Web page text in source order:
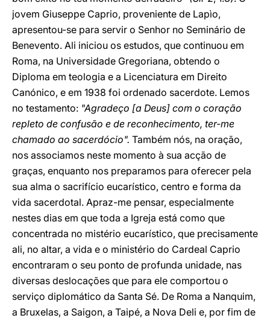
jovem Giuseppe Caprio, proveniente de Lapìo,
apresentou-se para servir o Senhor no Seminário de
Benevento. Ali iniciou os estudos, que continuou em
Roma, na Universidade Gregoriana, obtendo o
Diploma em teologia e a Licenciatura em Direito
Canónico, e em 1938 foi ordenado sacerdote. Lemos
no testamento: "Agradeço [a Deus] com o coração
repleto de confusão e de reconhecimento, ter-me
chamado ao sacerdócio". Também nós, na oração,
nos associamos neste momento à sua acção de
graças, enquanto nos preparamos para oferecer pela
sua alma o sacrifício eucarístico, centro e forma da
vida sacerdotal. Apraz-me pensar, especialmente
nestes dias em que toda a Igreja está como que
concentrada no mistério eucarístico, que precisamente
ali, no altar, a vida e o ministério do Cardeal Caprio
encontraram o seu ponto de profunda unidade, nas
diversas deslocações que para ele comportou o
serviço diplomático da Santa Sé. De Roma a Nanquim,
a Bruxelas, a Saigon, a Taipé, a Nova Deli e, por fim de